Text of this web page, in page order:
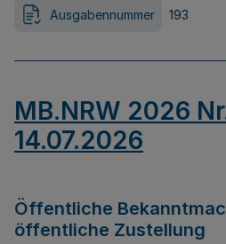
Ausgabennummer 193
MB.NRW 2026
14.07.2026
Öffentliche
öffentliche Zustellung